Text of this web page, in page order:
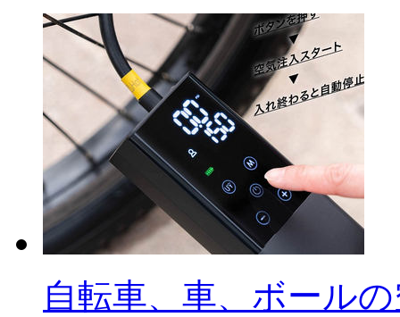
自転車、車、ボール